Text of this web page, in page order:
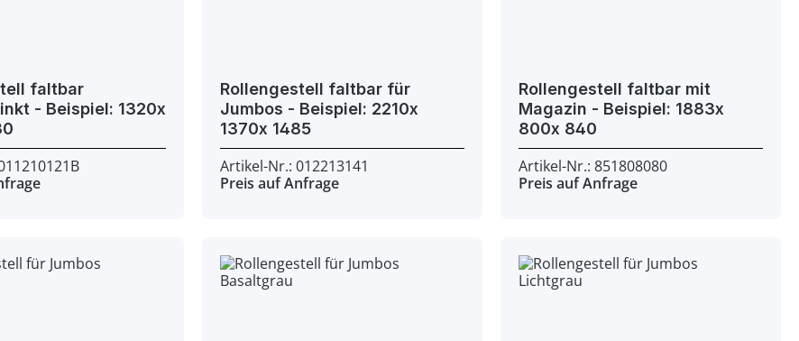
faltbar
1320x
Rollengestell faltbar für
Jumbos - Beispiel: 2210x
1370x 1485
Artikel-Nr.: 012213141
Preis auf Anfrage
Rollengestell faltbar mit
Magazin - Beispiel: 1883x
800x 840
Artikel-Nr.: 851808080
Preis auf Anfrage